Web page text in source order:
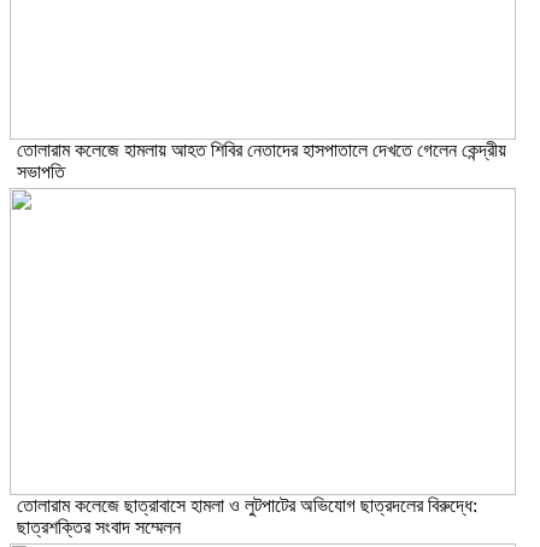
তোলারাম কলেজে হামলায় আহত শিবির নেতাদের হাসপাতালে দেখতে গেলেন কেন্দ্রীয়
সভাপতি
তোলারাম কলেজে ছাত্রাবাসে হামলা ও লুটপাটের অভিযোগ ছাত্রদলের বিরুদ্ধে:
ছাত্রশক্তির সংবাদ সম্মেলন